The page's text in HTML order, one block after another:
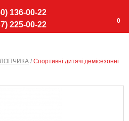
136-00-22
225-00-22
0
/Спортивні дитячі демісезонні